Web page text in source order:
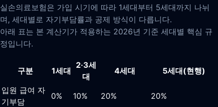
실손의료보험은 가입 시기에 따라 1세대부터 5세대까지 나뉘
며, 세대별로 자기부담률과 공제 방식이 다릅니다.
아래 표는 본 계산기가 적용하는 2026년 기준 세대별 핵심 규
정입니다.
구분 1세대
2·3세
대
4세대
5세대(현행)
입원 급여 자
기부담
0% 10% 20%
20%